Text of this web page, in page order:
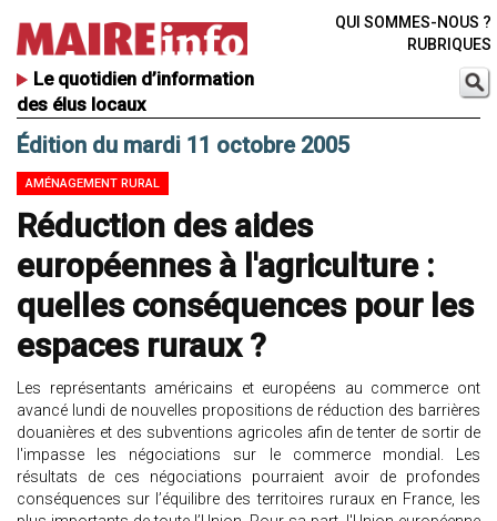
Le quotidien d’information
des élus locaux
QUI SOMMES-NOUS ?
RUBRIQUES
Édition du mardi 11 octobre 2005
AMÉNAGEMENT RURAL
Réduction des aides
européennes à l'agriculture :
quelles conséquences pour les
espaces ruraux ?
Les représentants américains et européens au commerce ont
avancé lundi de nouvelles propositions de réduction des barrières
douanières et des subventions agricoles afin de tenter de sortir de
l'impasse les négociations sur le commerce mondial. Les
résultats de ces négociations pourraient avoir de profondes
conséquences sur l’équilibre des territoires ruraux en France, les